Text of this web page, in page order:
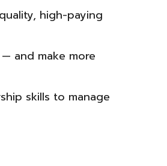
high-paying
and make more
skills to manage